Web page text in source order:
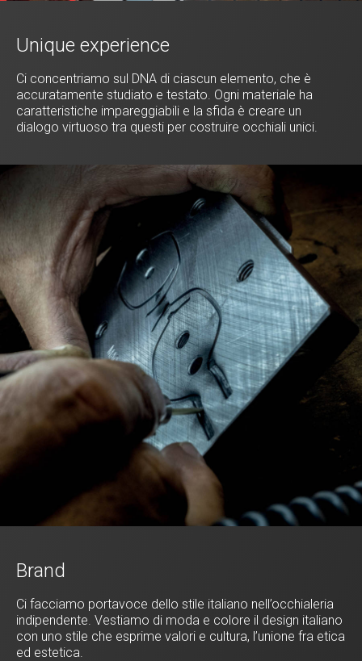
Unique experience
Ci concentriamo sul DNA di ciascun elemento, che è
accuratamente studiato e testato. Ogni materiale ha
caratteristiche impareggiabili e la sfida è creare un
dialogo virtuoso tra questi per costruire occhiali unici.
Brand
Ci facciamo portavoce dello stile italiano nell’occhialeria
indipendente. Vestiamo di moda e colore il design italiano
con uno stile che esprime valori e cultura, l’unione fra etica
ed estetica.